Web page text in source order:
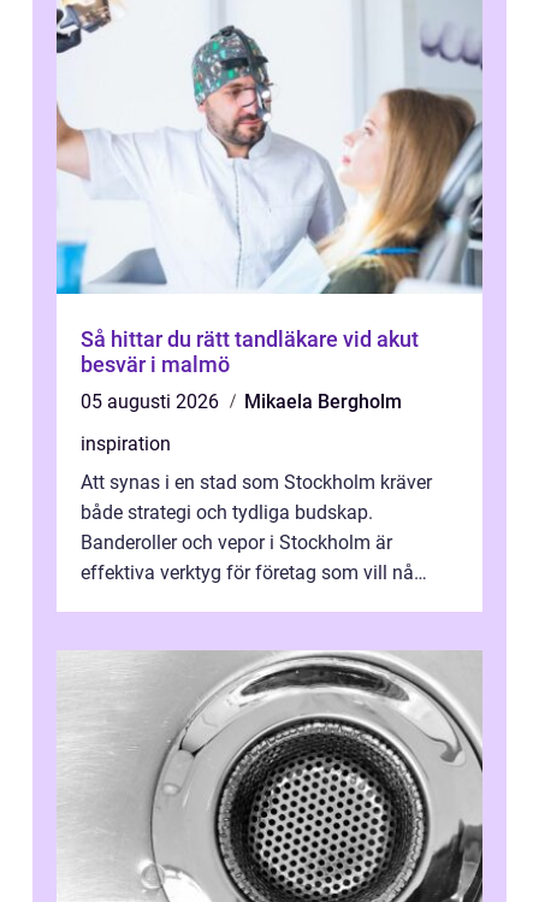
Så hittar du rätt tandläkare vid akut
besvär i malmö
05 augusti 2026
Mikaela Bergholm
inspiration
Att synas i en stad som Stockholm kräver
både strategi och tydliga budskap.
Banderoller och vepor i Stockholm är
effektiva verktyg för företag som vill nå